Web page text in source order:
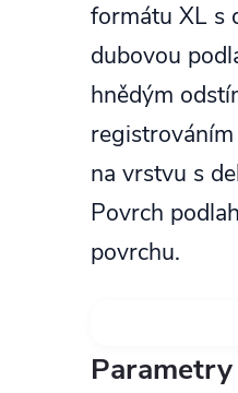
formátu XL s
dubovou
hnědým
na vrstvu s
Povrch
povrchu.